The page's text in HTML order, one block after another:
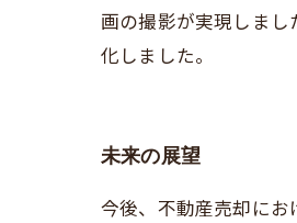
画の撮影が実現しま
化しました。
未来の展望
今後、不動産売却にお